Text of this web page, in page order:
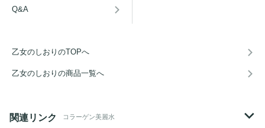
Q&A
乙女のしおりのTOPへ
乙女のしおりの商品一覧へ
関連リンク コラーゲン美麗水